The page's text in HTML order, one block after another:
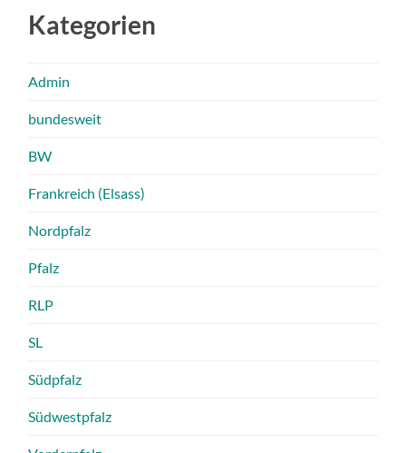
Kategorien
Admin
bundesweit
BW
Frankreich (Elsass)
Nordpfalz
Pfalz
RLP
SL
Südpfalz
Südwestpfalz